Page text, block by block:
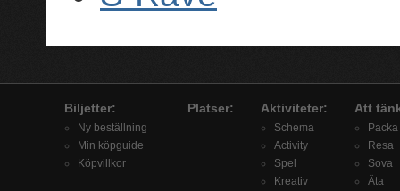
Biljetter:
Ny beställning
Min köpguide
Köpvillkor
Platser: Aktiviteter:
Schema
Activity
Spel
Kreativ
Att
Packa
Resa
Sova
Äta